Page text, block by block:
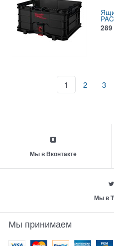
289
1 2 3
Мы в Вконтакте
Мы в
Мы принимаем